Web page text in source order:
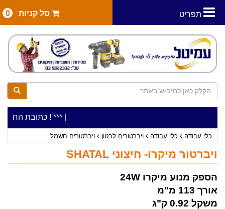
תפריט סל קניות 0
***כתובת החנות: רח' המלאכה 2, ביתן 8 ***כלי עבודה להשכרה בתעריף יומי משתלם ! ***
כלי עבודה כלי עבודה ויברטורים לבטון ויברטורים חשמל
ויברטור מיקרו- חיצוני SHATAL
הספק מנוע מיקרו 24W
אורך 113 מ"מ
משקל 0.92 ק"ג